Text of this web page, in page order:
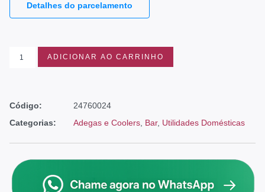
Detalhes do parcelamento
ADICIONAR AO CARRINHO
Código:
24760024
Categorias:
Adegas e Coolers Bar, Utilidades Domésticas